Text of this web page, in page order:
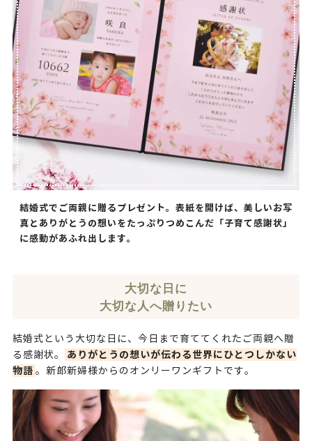
結婚式でご両親に贈るプレゼント。表紙を開けば、美しいお写
真とありがとうの想いをたっぷりつめこんだ「子育て感謝状」
に感動があふれ出します。
大切な日に
大切な人へ贈りたい
結婚式という大切な日に、今日まで育ててくれたご両親へ贈
る感謝状。
ありがとうの想いが伝わる世界にひとつしかない
物語 。新郎新婦様からのオンリーワンギフトです。